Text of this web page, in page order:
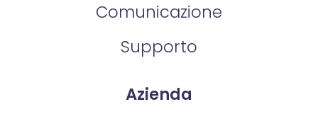
Comunicazione
Supporto
Azienda